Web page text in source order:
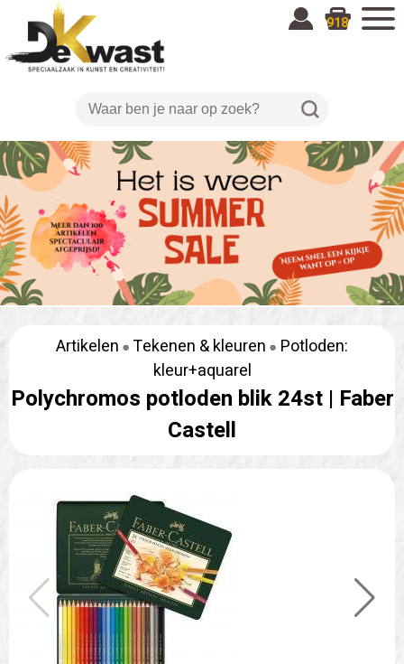
918
Artikelen Tekenen & kleuren
Potloden:
kleur+aquarel
Polychromos potloden blik 24st | Faber
Castell